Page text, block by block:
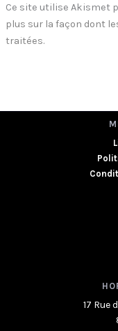
Ce site utilise Akismet
plus sur la façon dont
traitées.
17 Rue